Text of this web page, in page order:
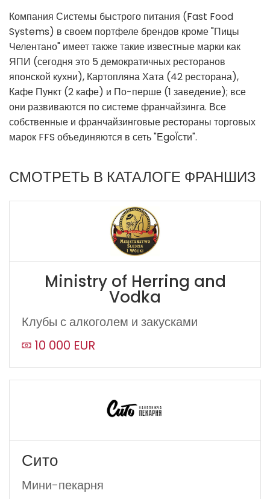
Компания Системы быстрого питания (Fast Food
Systems) в своем портфеле брендов кроме "Пицы
Челентано" имеет также такие известные марки как
ЯПИ (сегодня это 5 демократичных ресторанов
японской кухни), Картопляна Хата (42 ресторана),
Кафе Пункт (2 кафе) и По-перше (1 заведение); все
они развиваются по системе франчайзинга. Все
собственные и франчайзинговые рестораны торговых
марок FFS объединяются в сеть "ЕgoЇсти".
СМОТРЕТЬ В КАТАЛОГЕ ФРАНШИЗ
Ministry of Herring and
Vodka
Клубы с алкоголем и закусками
10 000 EUR
Сито
Мини-пекарня